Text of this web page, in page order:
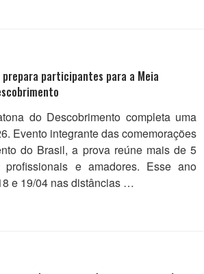
prepara participantes para a Meia
do Descobrimento completa uma
Evento integrante das comemorações
do Brasil, a prova reúne mais de 5
profissionais e amadores. Esse ano
e 19/04 nas distâncias …